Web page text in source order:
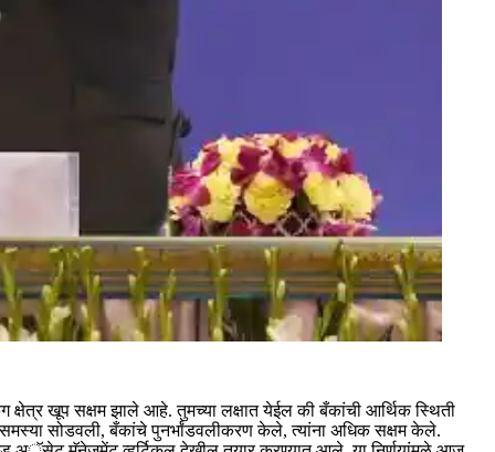
क्षेत्र खूप सक्षम झाले आहे. तुमच्या लक्षात येईल की बँकांची आर्थिक स्थिती
समस्या सोडवली, बँकांचे पुनर्भांडवलीकरण केले, त्यांना अधिक सक्षम केले.